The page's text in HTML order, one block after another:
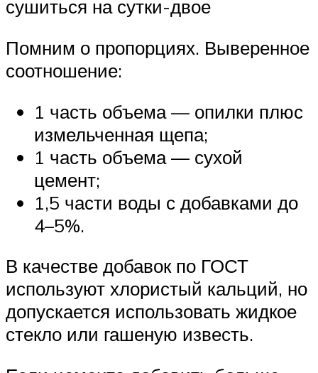
сушиться на сутки-двое
Помним о пропорциях. Выверенное
соотношение:
1 часть объема — опилки плюс
измельченная щепа;
1 часть объема — сухой
цемент;
1,5 части воды с добавками до
4–5%.
В качестве добавок по ГОСТ
используют хлористый кальций, но
допускается использовать жидкое
стекло или гашеную известь.